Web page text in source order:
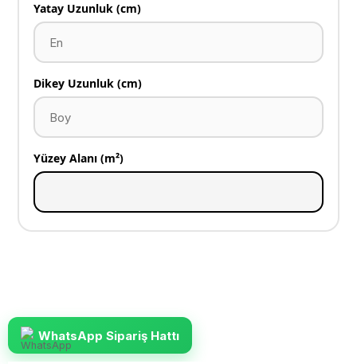
Yatay Uzunluk (cm)
Dikey Uzunluk (cm)
Yüzey Alanı (m²)
WhatsApp Sipariş Hattı